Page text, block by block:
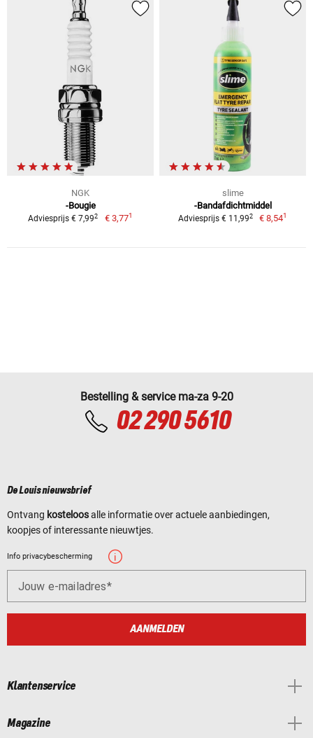
NGK
-Bougie
Adviesprijs € 7,992 € 3,771
slime
-Bandafdichtmiddel
Adviesprijs € 11,992 € 8,541
Bestelling & service ma-za 9-20
02 290 5610
De Louis nieuwsbrief
Ontvang kosteloosalle informatie over actuele aanbiedingen,
koopjes of interessante nieuwtjes.
Info privacybescherming
Jouw e-mailadres
AANMELDEN
Klantenservice
Magazine